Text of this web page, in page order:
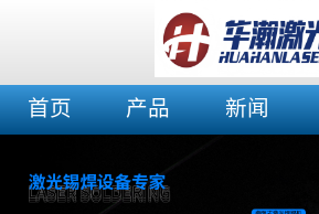
首页 产品 新闻